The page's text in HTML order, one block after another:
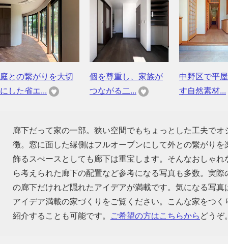
庭との繋がりを大切
にした省エ...
個を尊重し、家族が
つながる二...
中野区で平
す自然素材...
廊下だって家の一部。狭い空間でもちょっとした工夫で
徴。窓に面した縁側はフルオープンにして外との繋がり
飾るスぺースとしても廊下は重宝します。そんなおしゃ
ら考えられた廊下の配置など参考になる写真も多数。実
の廊下だけれど隠れたアイデアが満載です。気になる写
アイデア満載の家づくりをご覧ください。こんな家をつ
紹介することも可能です。
ご希望の方はこちらから どうぞ